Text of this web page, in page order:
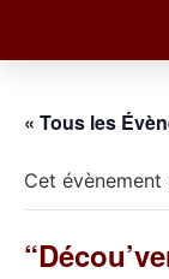
« Tous les
Cet évènement